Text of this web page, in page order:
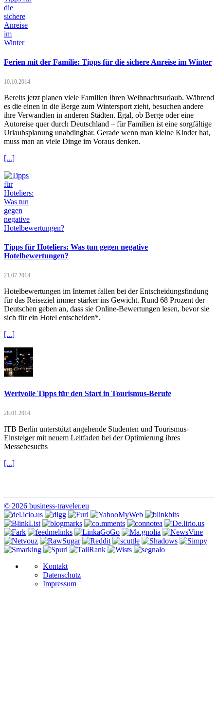
Ferien mit der Familie: Tipps für die sichere Anreise im Winter
10.10.2014
Bereits jetzt planen viele Familien ihren Weihnachtsurlaub. Während
es die einen in die Berge zum Wintersport zieht, besuchen andere
ihre Verwandten in anderen Städten. Egal, ob Berge oder eine
Autoreise quer durch Deutschland – für Familien ist eine sorgfältige
Urlaubsplanung unabdingbar. Gerade wenn man kleine Kinder hat,
muss man an viele Dinge im Voraus denken.
[...]
Tipps für Hoteliers: Was tun gegen negative
Hotelbewertungen?
21.07.2014
Hotelbewertungen im Internet fallen bei der Entscheidungsfindung
für das Reiseziel immer stärker ins Gewicht. Rund 68 Prozent der
Deutschen geben an, dass sie Online-Bewertungen lesen, bevor sie
sich für ein Hotel entscheiden*.
[...]
Wertvolle Tipps für den Start in Tourismus-Berufe
28.01.2014
ITB Berlin unterstützt angehende Studenten und Tourismus-
Einsteiger mit neuem Leitfaden bei der Optimierung ihres
Messebesuchs
[...]
© 2026 business-traveler.eu
Kontakt
Datenschutz
Impressum